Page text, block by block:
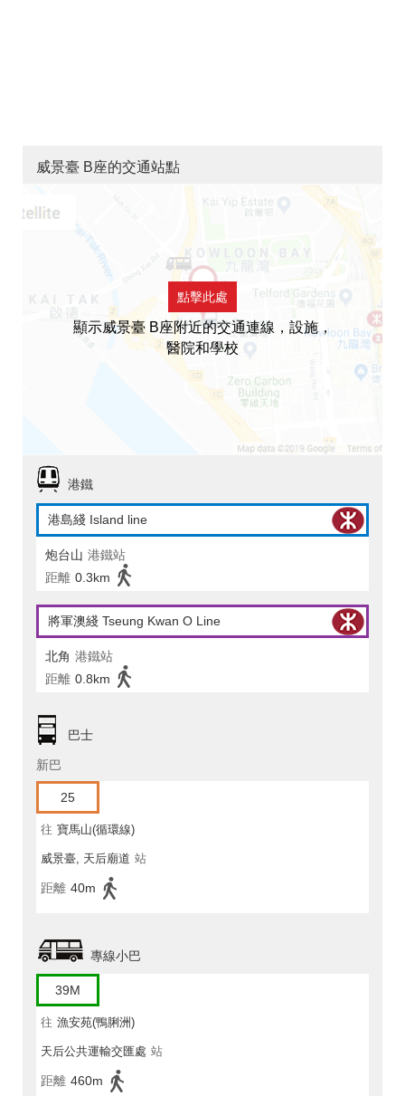
威景臺 B座的交通站點
點擊此處
顯示威景臺 B座附近的交通連線，設施，
醫院和學校
港鐵
港島綫 Island line
炮台山 港鐵站
距離 0.3km
將軍澳綫 Tseung Kwan O Line
北角 港鐵站
距離 0.8km
巴士
新巴
25
往 寶馬山(循環線)
威景臺, 天后廟道 站
距離 40m
專線小巴
39M
往 漁安苑(鴨脷洲)
天后公共運輸交匯處 站
距離 460m